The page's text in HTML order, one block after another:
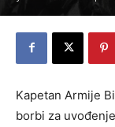
Kapetan Armije
borbi za